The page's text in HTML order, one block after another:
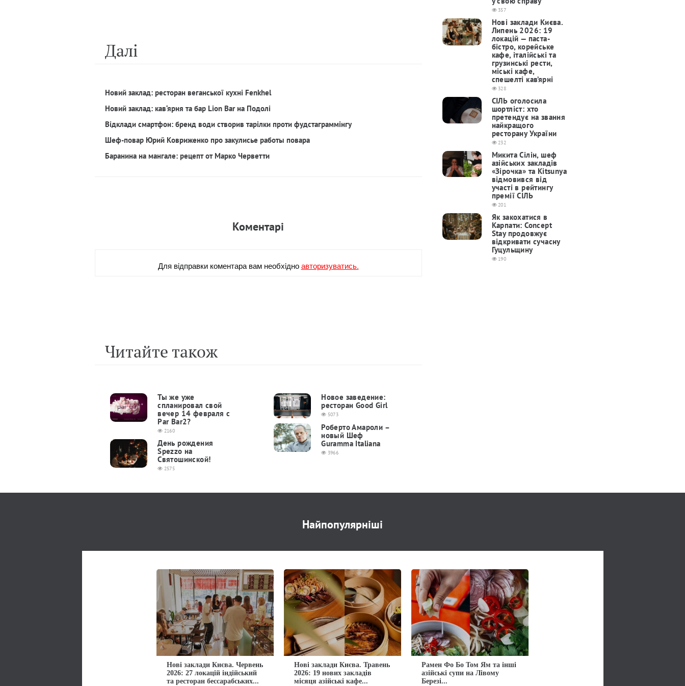
Далi
Новий заклад: ресторан веганської кухні Fenkhel
Новий заклад: кав‘ярня та бар Lion Bar на Подолі
Відклади смартфон: бренд води створив тарілки проти фудстаграммінгу
Шеф-повар Юрий Ковриженко про закулисье работы повара
Баранина на мангале: рецепт от Марко Черветти
Коментарi
Для вiдправки коментара вам необхiдноавторизуватись.
Читайте також
Ты же уже
спланировал свой
вечер 14 февраля с
Par Bar2?
2160
День рождения
Spezzo на
Святошинской!
2575
Новое заведение:
ресторан Good Girl
5073
Роберто Амароли –
новый Шеф
Guramma Italiana
3966
357
Нові заклади Києва.
Липень 2026: 19
локацій — паста-
бістро, корейське
кафе, італійські та
грузинські рести,
міські кафе,
спешелті кав’ярні
328
СІЛЬ оголосила
шортліст: хто
претендує на звання
найкращого
ресторану України
232
Микита Сілін, шеф
азійських закладів
«Зірочка» та Kitsunya
відмовився від
участі в рейтингу
премії СІЛЬ
201
Як закохатися в
Карпати: Concept
Stay продовжує
відкривати сучасну
Гуцульщину
190
Найпопулярніші
Нові заклади Києва. Червень
2026: 27 локацій індійський
та ресторан бессарабських...
Нові заклади Києва. Травень
2026: 19 нових закладів
місяця азійські кафе...
Рамен Фо Бо Том Ям та інші
азійські супи на Лівому
Березі...